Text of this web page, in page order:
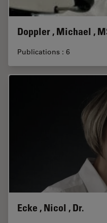
Doppler , Michael ,
Publications : 6
Ecke , Nicol , Dr.